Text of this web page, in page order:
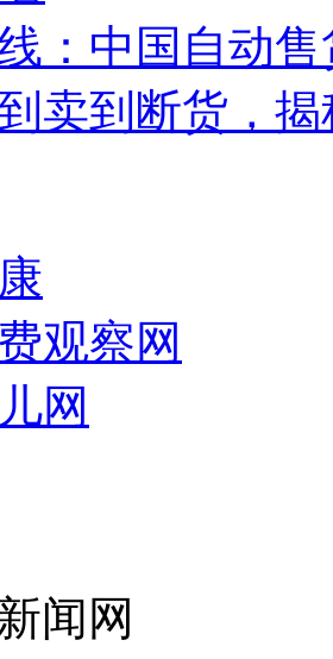
：中国自动
卖到断货，
观察网
网
闻网